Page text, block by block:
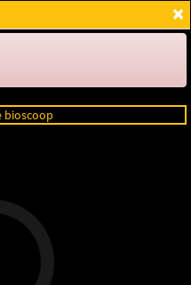
Login
×
bioscoop